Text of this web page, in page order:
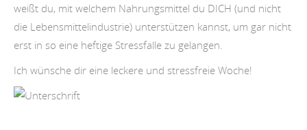
weißt du, mit welchem Nahrungsmittel du DICH (und nicht
die Lebensmittelindustrie) unterstützen kannst, um gar nicht
erst in so eine heftige Stressfalle zu gelangen.
Ich wünsche dir eine leckere und stressfreie Woche!